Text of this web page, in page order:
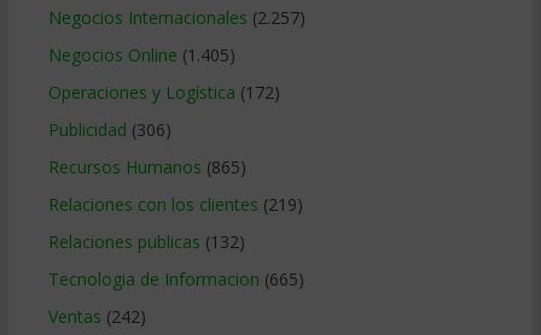
Negocios Internacionales (2.257)
Negocios Online (1.405)
Operaciones y Logística (172)
Publicidad (306)
Recursos Humanos (865)
Relaciones con los clientes (219)
Relaciones publicas (132)
Tecnologia de Informacion (665)
Ventas (242)